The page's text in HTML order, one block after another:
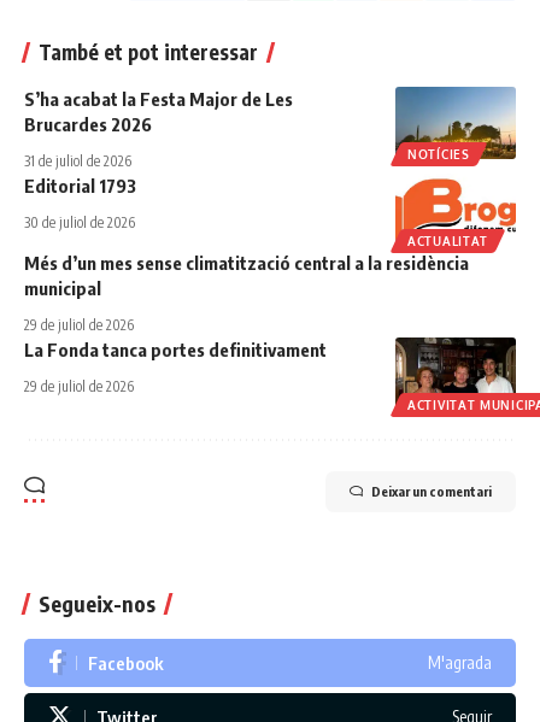
També et pot interessar
NOTÍCIES
S’ha acabat la Festa Major de Les
Brucardes 2026
31 de juliol de 2026
ACTUALITAT
Editorial 1793
30 de juliol de 2026
Més d’un mes sense climatització central a la residència
municipal
29 de juliol de 2026
ACTIVITAT
La Fonda tanca portes definitivament
29 de juliol de 2026
Deixar un comentari
Segueix-nos
Facebook M'agrada
Twitter Seguir